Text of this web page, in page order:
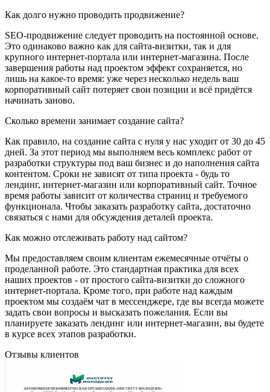
Как долго нужно проводить продвижение?
SEO-продвижение следует проводить на постоянной основе.
Это одинаково важно как для сайта-визитки, так и для
крупного интернет-портала или интернет-магазина. После
завершения работы над проектом эффект сохраняется, но
лишь на какое-то время: уже через несколько недель ваш
корпоративный сайт потеряет свои позиции и всё придётся
начинать заново.
Сколько времени занимает создание сайта?
Как правило, на создание сайта с нуля у нас уходит от 30 до 45
дней. За этот период мы выполняем весь комплекс работ от
разработки структуры под ваш бизнес и до наполнения сайта
контентом. Сроки не зависят от типа проекта - будь то
лендинг, интернет-магазин или корпоративный сайт. Точное
время работы зависит от количества страниц и требуемого
функционала. Чтобы заказать разработку сайта, достаточно
связаться с нами для обсуждения деталей проекта.
Как можно отслеживать работу над сайтом?
Мы предоставляем своим клиентам ежемесячные отчёты о
проделанной работе. Это стандартная практика для всех
наших проектов - от простого сайта-визитки до сложного
интернет-портала. Кроме того, при работе над каждым
проектом мы создаём чат в мессенджере, где вы всегда можете
задать свои вопросы и высказать пожелания. Если вы
планируете заказать лендинг или интернет-магазин, вы будете
в курсе всех этапов разработки.
Отзывы клиентов